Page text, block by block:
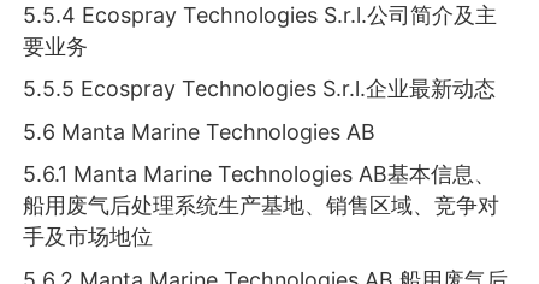
5.5.4 Ecospray Technologies S.r.l.公司简介及主
要业务
5.5.5 Ecospray Technologies S.r.l.企业最新动态
5.6 Manta Marine Technologies AB
5.6.1 Manta Marine Technologies AB基本信息、
船用废气后处理系统生产基地、销售区域、竞争对
手及市场地位